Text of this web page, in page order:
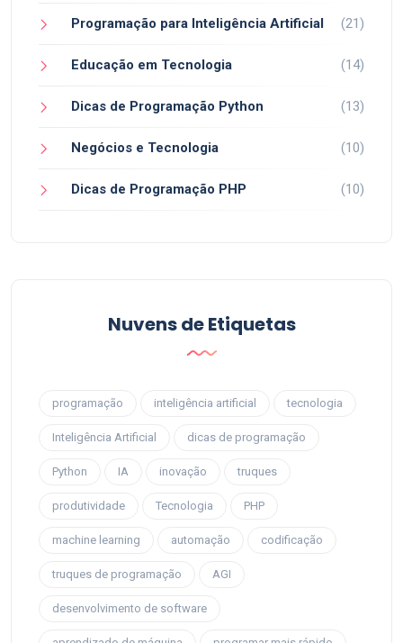
Programação para Inteligência Artificial (21)
Educação em Tecnologia (14)
Dicas de Programação Python (13)
Negócios e Tecnologia (10)
Dicas de Programação PHP (10)
Nuvens de Etiquetas
programação inteligência artificial tecnologia
Inteligência Artificial dicas de programação
Python IA inovação truques
produtividade Tecnologia PHP
machine learning automação codificação
truques de programação AGI
desenvolvimento de software